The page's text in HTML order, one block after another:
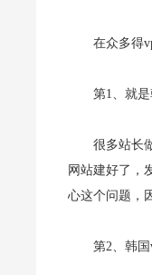
在众多得
第1、就
很多站长
网站建好了，
心这个问题，
第2、韩